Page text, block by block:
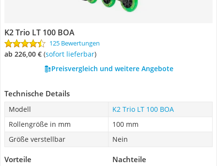
K2 Trio LT 100 BOA
125 Bewertungen
ab 226,00 € ( Sofort lieferbar)
Preisvergleich und weitere Angebote
Technische Details
Modell
K2 Trio LT 100 BOA
Rollengröße in mm
100 mm
Größe verstellbar
Nein
Vorteile Nachteile